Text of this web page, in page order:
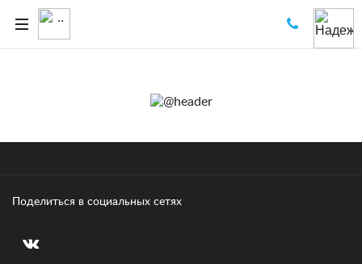
Поделиться в социальных сетях